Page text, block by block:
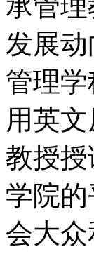
发展
管理
用英
教授
学院
会大